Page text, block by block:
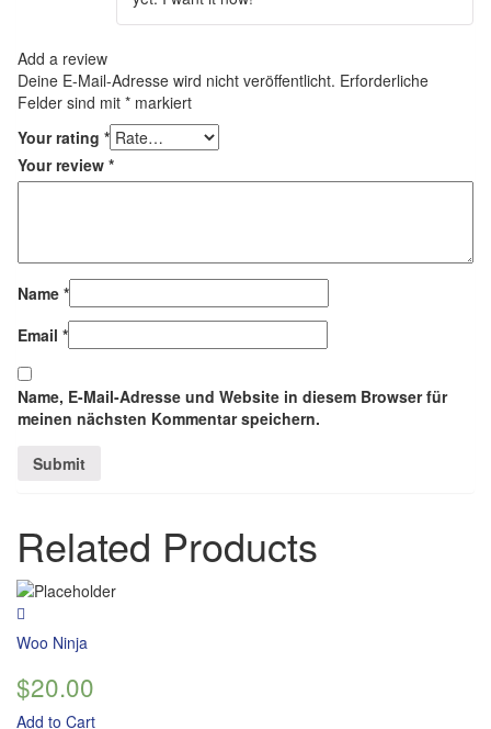
5
Add a review
Deine E-Mail-Adresse wird nicht veröffentlicht. Erforderliche
Felder sind mit * markiert
Your rating *
Your review *
Name *
Email *
Name, E-Mail-Adresse und Website in diesem Browser für
meinen nächsten Kommentar speichern.
Related Products
Woo Ninja
$20.00
Add to Cart